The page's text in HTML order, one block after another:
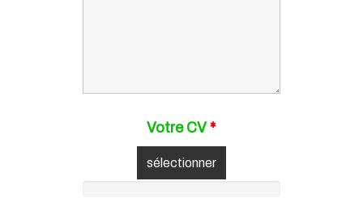
Votre CV*
sélectionner